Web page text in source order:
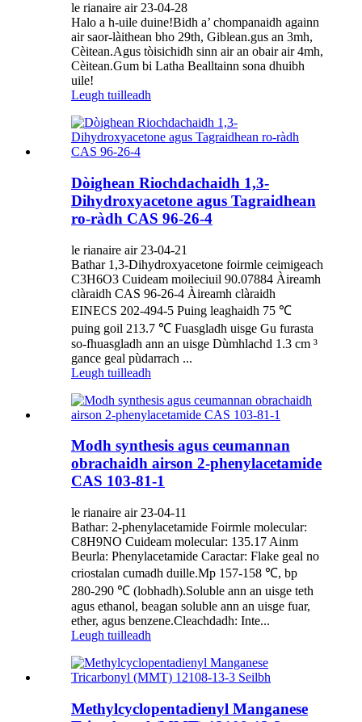
le rianaire air 23-04-28
Halo a h-uile duine!Bidh a’ chompanaidh againn
air saor-làithean bho 29th, Giblean.gus an 3mh,
Cèitean.Agus tòisichidh sinn air an obair air 4mh,
Cèitean.Gum bi Latha Bealltainn sona dhuibh
uile!
Leugh tuilleadh
Dòighean Riochdachaidh 1,3-
Dihydroxyacetone agus Tagraidhean
ro-ràdh CAS 96-26-4
le rianaire air 23-04-21
Bathar 1,3-Dihydroxyacetone foirmle ceimigeach
C3H6O3 Cuideam moileciuil 90.07884 Àireamh
clàraidh CAS 96-26-4 Àireamh clàraidh
EINECS 202-494-5 Puing leaghaidh 75 ℃
puing goil 213.7 ℃ Fuasgladh uisge Gu furasta
so-fhuasgladh ann an uisge Dùmhlachd 1.3 cm ³
gance geal pùdarrach ...
Leugh tuilleadh
Modh synthesis agus ceumannan
obrachaidh airson 2-phenylacetamide
CAS 103-81-1
le rianaire air 23-04-11
Bathar: 2-phenylacetamide Foirmle molecular:
C8H9NO Cuideam molecular: 135.17 Ainm
Beurla: Phenylacetamide Caractar: ​​Flake geal no
criostalan cumadh duille.Mp 157-158 ℃, bp
280-290 ℃ (lobhadh).Soluble ann an uisge teth
agus ethanol, beagan soluble ann an uisge fuar,
ether, agus benzene.Cleachdadh: Inte...
Leugh tuilleadh
Methylcyclopentadienyl Manganese